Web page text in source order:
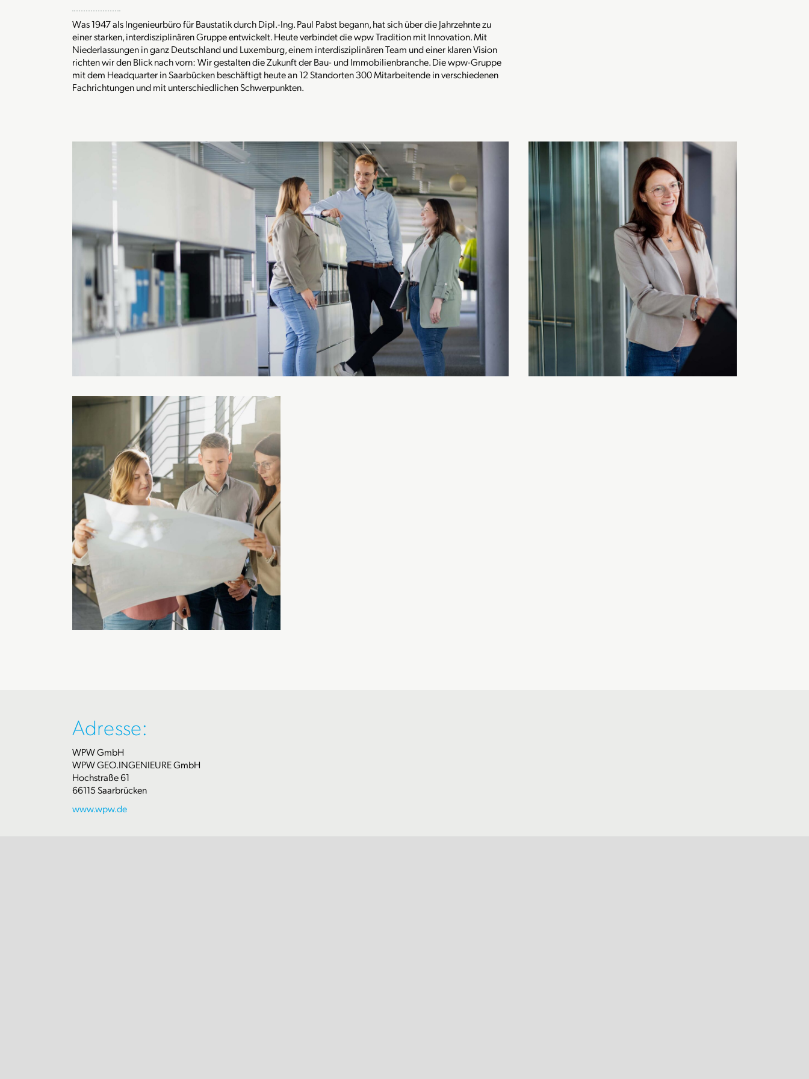
Was 1947 als Ingenieurbüro für Baustatik durch Dipl.-Ing. Paul Pabst begann, hat sich über die Jahrzehnte zu
einer starken, interdisziplinären Gruppe entwickelt. Heute verbindet die wpw Tradition mit Innovation. Mit
Niederlassungen in ganz Deutschland und Luxemburg, einem interdisziplinären Team und einer klaren Vision
richten wir den Blick nach vorn: Wir gestalten die Zukunft der Bau- und Immobilienbranche. Die wpw-Gruppe
mit dem Headquarter in Saarbücken beschäftigt heute an 12 Standorten 300 Mitarbeitende in verschiedenen
Fachrichtungen und mit unterschiedlichen Schwerpunkten.
Adresse:
WPW GmbH
WPW GEO.INGENIEURE GmbH
Hochstraße 61
66115 Saarbrücken
www.wpw.de